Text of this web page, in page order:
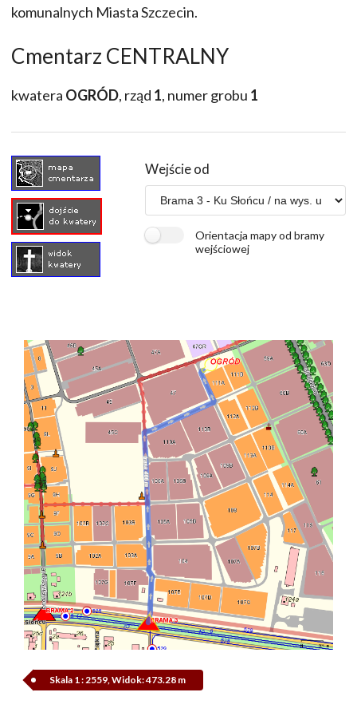
komunalnych Miasta Szczecin.
Cmentarz CENTRALNY
kwatera OGRÓD, rząd 1, numer grobu 1
Wejście od
Orientacja mapy od bramy
wejściowej
Skala 1 : 2559, Widok: 473.28 m